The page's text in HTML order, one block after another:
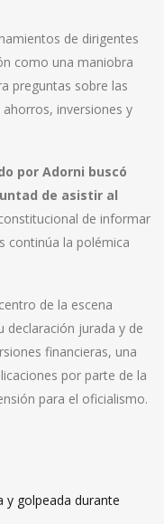
de dirigentes
como una maniobra
preguntas sobre las
inversiones y
por Adorni buscó
de asistir al
de informar
continúa la polémica
de la escena
declaración jurada y de
financieras, una
por parte de la
para el oficialismo.
y golpeada durante